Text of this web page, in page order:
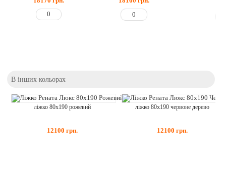
В інших кольорах
ліжко 80x190 рожевий
12100 грн.
ліжко 80x190 червоне дерево
12100 грн.